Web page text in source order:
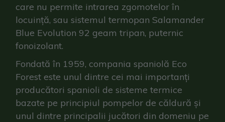
care nu permite intrarea zgomotelor în
locuință, sau sistemul termopan Salamander
Blue Evolution 92 geam tripan, puternic
fonoizolant.
Fondată în 1959, compania spaniolă Eco
Forest este unul dintre cei mai importanți
producători spanioli de sisteme termice
bazate pe principiul pompelor de căldură și
unul dintre principalii jucători din domeniu pe